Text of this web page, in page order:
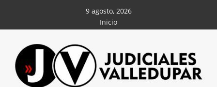
contenido
9 agosto, 2026
Inicio